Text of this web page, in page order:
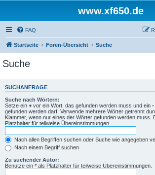
www.xf650.de
FAQ
Startseite Foren-Übersicht Suche
Suche
SUCHANFRAGE
Suche nach Wörtern:
Setze ein + vor ein Wort, das gefunden werden muss und ein -
gefunden werden darf. Verwende mehrere Wörter getrennt
Klammer, wenn nur eines der Wörter gefunden werden muss.
Platzhalter für teilweise Übereinstimmungen.
Nach allen Begriffen suchen oder Suche wie angegeben
Nach einem Begriff suchen
Zu suchender Autor:
Benutze ein * als Platzhalter für teilweise Übereinstimmungen.